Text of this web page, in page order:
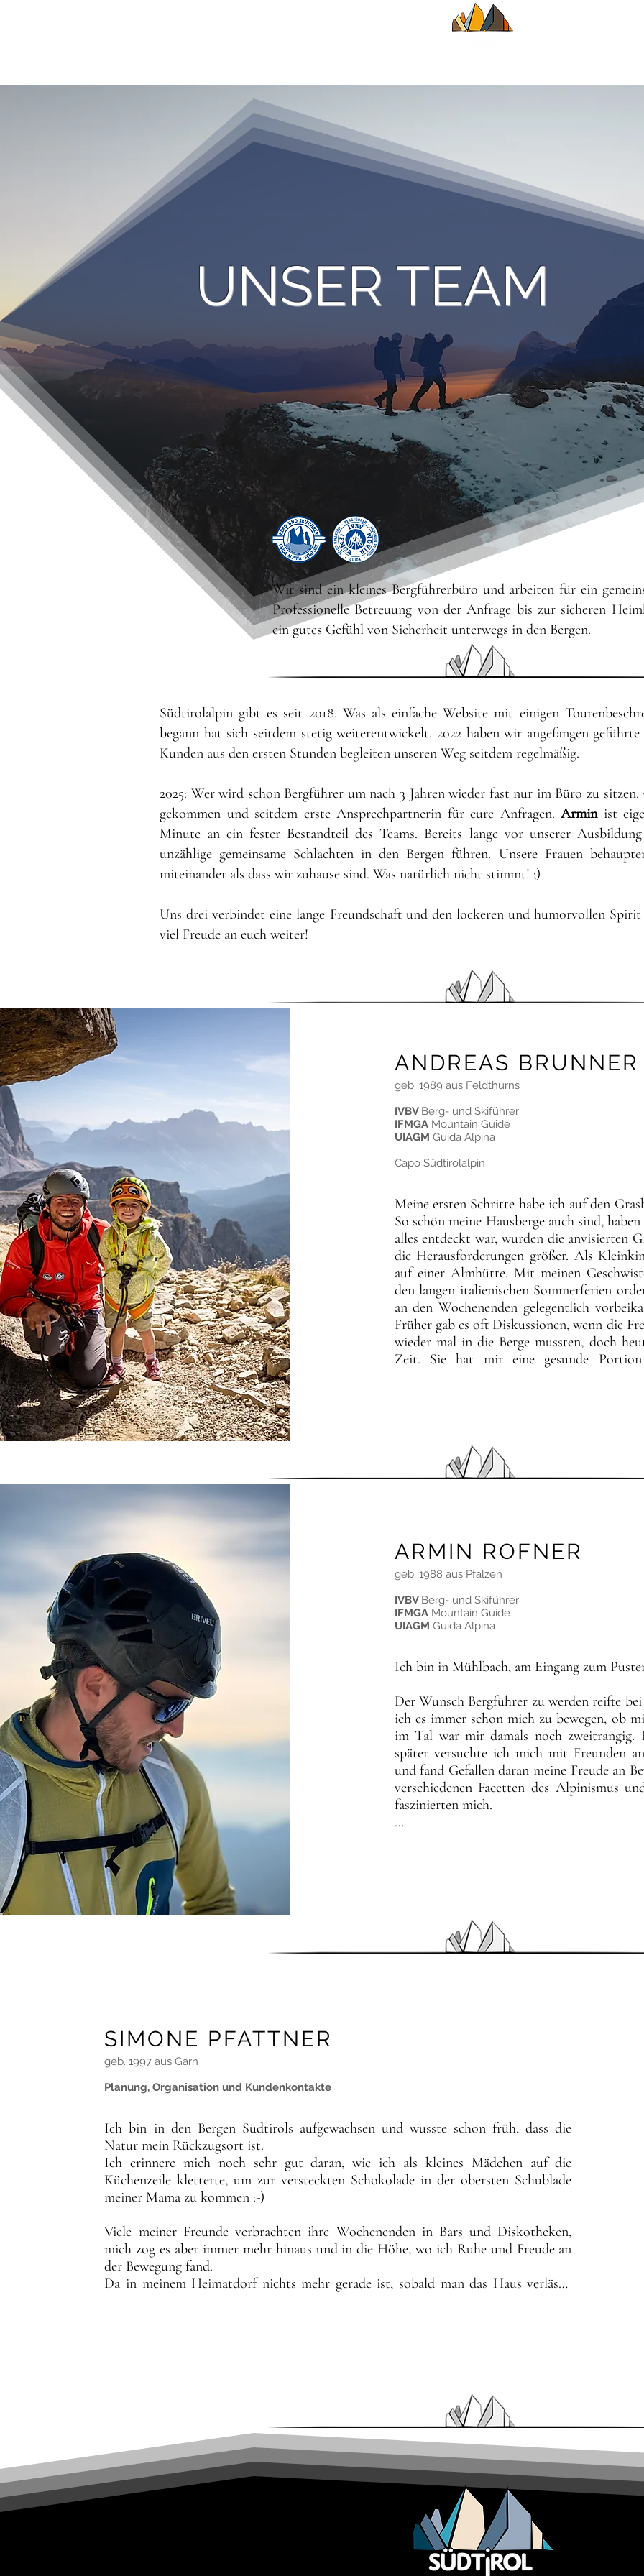
UNSER TEAM
Wir sind einkleines Bergführerbüro und arbeiten für ein
Professionelle Betreuung von der Anfrage bis zur sicheren
ein gutes Gefühl von Sicherheit unterwegs in den Bergen.
Südtirolalpin gibt es seit 2018. Was als einfache Website mit einigen
begann hat sich seitdem stetig weiterentwickelt. 2022 haben wir angefangen
Kunden aus den ersten Stunden begleiten unseren Weg seitdem regelmäßig.
2025: Wer wird schon Bergführer um nach 3 Jahren wieder fast nur im Büro zu sitzen.
gekommen und seitdem erste Ansprechpartnerin für eure Anfragen. Armin ist
Minute an ein fester Bestandteil des Teams. Bereits lange vor unserer
unzählige gemeinsame Schlachten in den Bergen führen. Unsere Frauen
miteinander als dass wir zuhause sind. Was natürlich nicht stimmt! ;)
Uns drei verbindet eine lange Freundschaft und den lockeren und humorvollen
viel Freude an euch weiter!
ANDREAS BRUNNER
geb. 1989 aus Feldthurns
IVBV Berg- und Skiführer
IFMGA Mountain Guide
UIAGM Guida Alpina
Capo Südtirolalpin
Meine ersten Schritte habe ich auf den
So schön meine Hausberge auch sind,
alles entdeckt war, wurden die anvisierten
die Herausforderungen größer. Als
auf einer Almhütte. Mit meinen
den langen italienischen Sommerferien
an den Wochenenden gelegentlich
Früher gab es oft Diskussionen, wenn die
wieder mal in die Berge mussten, doch
Zeit. Sie hat mir eine gesunde Portion
ehrenamtlich beim Südtiroler
Jugendlichen zum Klettern, Bergsteigen
zahlreiche Kletterkurse in der
Pickel ausgetauscht und arbeite
Skiführer.
Seit 2019 wartet zuhause auch immer
gesund von meinen Touren zurückkehre.​
ARMIN ROFNER
geb. 1988 aus Pfalzen
IVBV Berg- und Skiführer
IFMGA Mountain Guide
UIAGM Guida Alpina
Ich bin in Mühlbach, am Eingang zum
Der Wunsch Bergführer zu werden reifte
ich es immer schon mich zu bewegen, ob
im Tal war mir damals noch zweitrangig.
später versuchte ich mich mit Freunden
und fand Gefallen daran meine Freude an
verschiedenen Facetten des Alpinismus
faszinierten mich.
Auch heute noch steht für mich nicht die
der Spaß an der Bewegung. Diese Freude
SIMONE PFATTNER
geb. 1997 aus Garn
Planung, Organisation und Kundenkontakte
Ich bin in den Bergen Südtirols aufgewachsen und wusste schon früh, dass die
Natur mein Rückzugsort ist.
Ich erinnere mich noch sehr gut daran, wie ich als kleines Mädchen auf die
Küchenzeile kletterte, um zur versteckten Schokolade in der obersten Schublade
meiner Mama zu kommen :-)
Viele meiner Freunde verbrachten ihre Wochenenden in Bars und Diskotheken,
mich zog es aber immer mehr hinaus und in die Höhe, wo ich Ruhe und Freude an
der Bewegung fand.
Da in meinem Heimatdorf nichts mehr gerade ist, sobald man das Haus verlässt,
Familienurlaub war oder ein spontaner Wochenendtrip – ich war öfter mal die
Erste, die eine Idee hatte. Das Beste daran: Ich durfte somit indirekt auch
entscheiden, wohin die Reise ging. Bis heute kamen viele besondere Orte der Welt
dazu, die ich stets kombiniert mit Klettergurt, Trekkingstöcken oder Tourenskiern
im Gepäck bereisen durfte.
Nun widme ich mich, zusammen mit Andi und Armin beruflich der Planung und
Organisation von Bergtouren und besonderen Aktivreisen. Es ist mir wichtig, dass
die Touren nicht nur ein unvergessliches Erlebnis für die Kunden werden, sondern
Ihnen die Gelegenheit bieten, die Schönheit der Berge und die Freiheit des